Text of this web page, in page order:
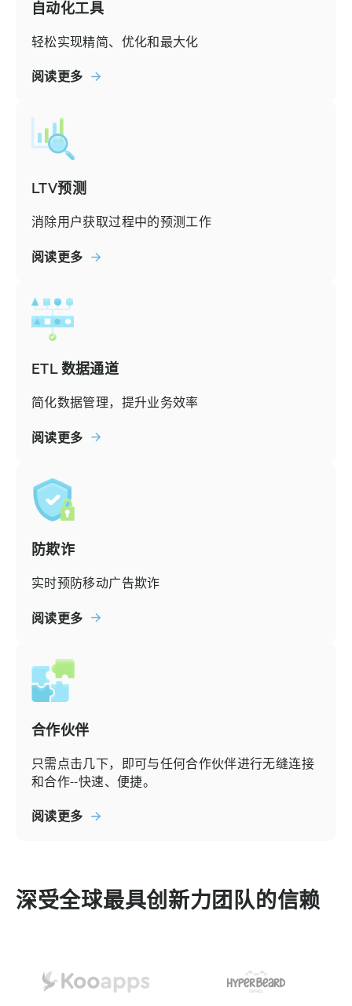
自动化工具
轻松实现精简、优化和最大化
阅读更多
LTV预测
消除用户获取过程中的预测工作
阅读更多
ETL 数据通道
简化数据管理，提升业务效率
阅读更多
防欺诈
实时预防移动广告欺诈
阅读更多
合作伙伴
只需点击几下，即可与任何合作伙伴进行无缝连接
和合作--快速、便捷。
阅读更多
深受全球最具创新力团队的信赖